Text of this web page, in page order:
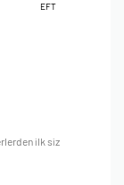
EFT
ilk siz